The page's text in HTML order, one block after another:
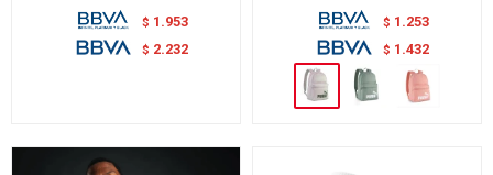
$ 1.953
$ 2.232
$ 1.253
$ 1.432